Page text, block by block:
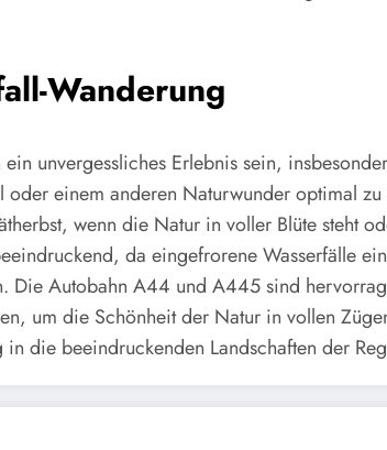
Wanderung
unvergessliches Erlebnis sein,
einem anderen Naturwunder optimal
wenn die Natur in voller Blüte steht
da eingefrorene Wasserfälle
Die Autobahn A44 und A445 sind
um die Schönheit der Natur in vollen
die beeindruckenden Landschaften der